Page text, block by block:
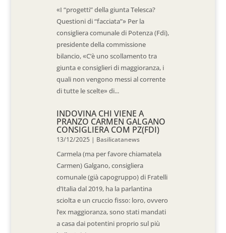
«I “progetti” della giunta Telesca?
Questioni di “facciata”» Per la
consigliera comunale di Potenza (Fdi),
presidente della commissione
bilancio, «C’è uno scollamento tra
giunta e consiglieri di maggioranza, i
quali non vengono messi al corrente
di tutte le scelte» di...
INDOVINA CHI VIENE A
PRANZO CARMEN GALGANO
CONSIGLIERA COM PZ(FDI)
13/12/2025 | Basilicatanews
Carmela (ma per favore chiamatela
Carmen) Galgano, consigliera
comunale (già capogruppo) di Fratelli
d’Italia dal 2019, ha la parlantina
sciolta e un cruccio fisso: loro, ovvero
l’ex maggioranza, sono stati mandati
a casa dai potentini proprio sul più